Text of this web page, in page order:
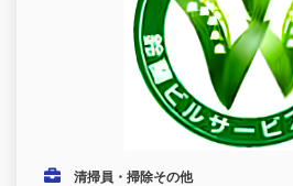
清掃員・掃除その他